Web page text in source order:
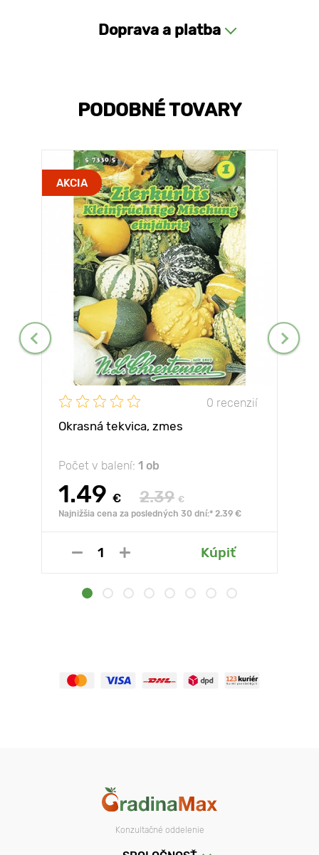
Doprava a platba
PODOBNÉ TOVARY
AKCIA
0 recenzií
Okrasná tekvica, zmes
Počet v balení: 1 ob
1.49 € 2.39 €
Najnižšia cena za posledných 30 dní:* 2.39 €
Kúpiť
Konzultačné oddelenie